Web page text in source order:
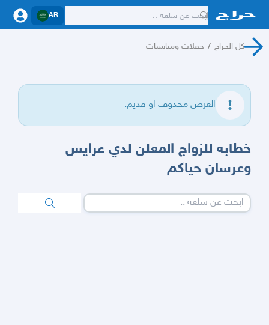
AR
كل الحراج / حفلات ومناسبات
العرض محذوف او قديم.
خطابه للزواج المعلن لدي عرايس
وعرسان حياكم